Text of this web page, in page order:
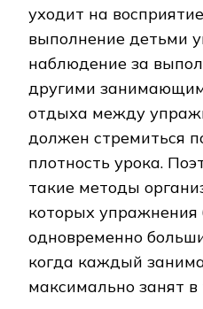
уходит на
выполнение детьми
наблюдение за
другими
отдыха между
должен стремиться
плотность урока.
такие методы
которых упражнения
одновременно
когда каждый
максимально занят в